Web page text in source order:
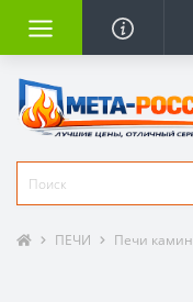
ПЕЧИ Печи